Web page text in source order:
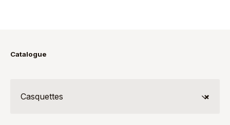
Catalogue
×
Casquettes